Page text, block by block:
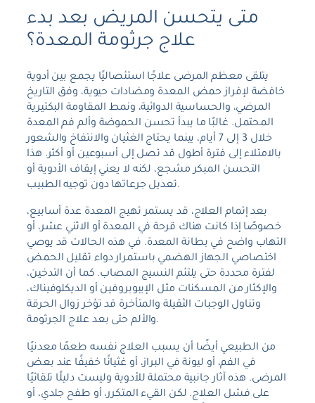
متى يتحسن المريض بعد بدء
علاج جرثومة المعدة؟
يتلقى معظم المرضى علاجًا استئصاليًا يجمع بين أدوية
خافضة لإفراز حمض المعدة ومضادات حيوية، وفق التاريخ
المرضي، والحساسية الدوائية، ونمط المقاومة البكتيرية
المحتمل. غالبًا ما يبدأ تحسن الحموضة وألم فم المعدة
خلال 3 إلى 7 أيام، بينما يحتاج الغثيان والانتفاخ والشعور
بالامتلاء إلى فترة أطول قد تصل إلى أسبوعين أو أكثر. هذا
التحسن المبكر مشجع، لكنه لا يعني إيقاف الأدوية أو
تعديل جرعاتها دون توجيه الطبيب.
بعد إتمام العلاج، قد يستمر تهيج المعدة عدة أسابيع،
خصوصًا إذا كانت هناك قرحة في المعدة أو الاثني عشر، أو
التهاب واضح في بطانة المعدة. في هذه الحالات قد يوصي
اختصاصي الجهاز الهضمي باستمرار دواء تقليل الحمض
لفترة محددة حتى يلتئم النسيج المصاب. كما أن التدخين،
والإكثار من المسكنات مثل الإيبوبروفين أو الديكلوفيناك،
وتناول الوجبات الثقيلة والمتأخرة قد تؤخر زوال الحرقة
والألم حتى بعد علاج الجرثومة.
من الطبيعي أيضًا أن يسبب العلاج نفسه طعمًا معدنيًا
في الفم، أو ليونة في البراز، أو غثيانًا خفيفًا عند بعض
المرضى. هذه آثار جانبية محتملة للأدوية وليست دليلًا تلقائيًا
على فشل العلاج. لكن القيء المتكرر، أو طفح جلدي، أو